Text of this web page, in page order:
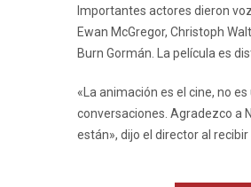
Importantes actores dieron
Ewan McGregor, Christoph
Burn Gormán. La película es
«La animación es el cine, no
conversaciones. Agradezco a
están», dijo el director al recibir